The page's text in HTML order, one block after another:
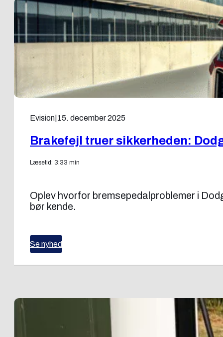
Evision 15. december 2025
Brakefejl truer sikkerheden:
Læsetid: 3:33 min
Oplev hvorfor bremsepedalproblemer i
bør kende.
Se nyhed